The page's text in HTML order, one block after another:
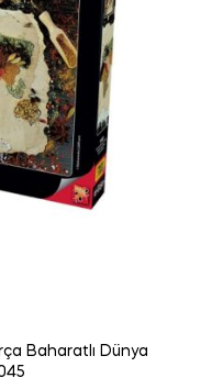
Baharatlı Dünya